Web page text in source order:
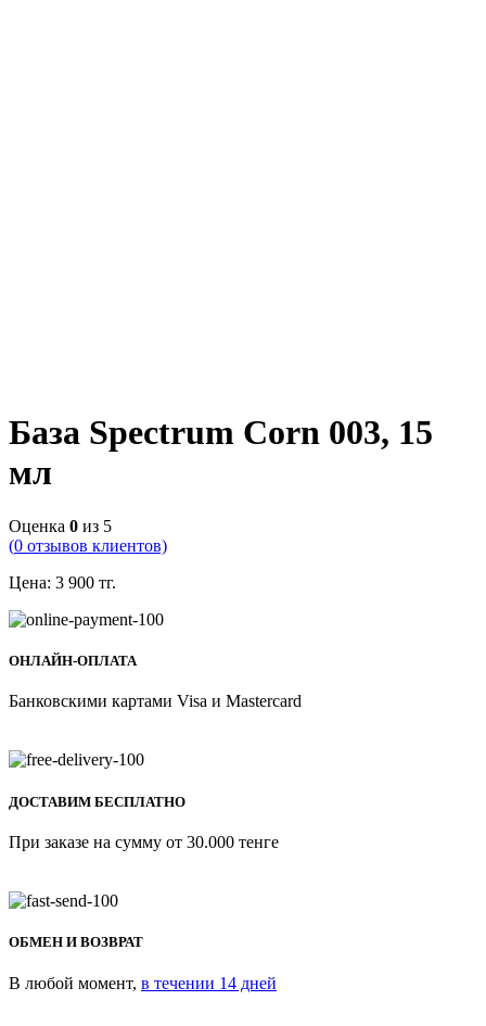
База Spectrum Corn 003, 15
мл
Оценка 0 из 5
(0 отзывов клиентов)
Цена: 3 900 тг.
ОНЛАЙН-ОПЛАТА
Банковскими картами Visa и Mastercard
ДОСТАВИМ БЕСПЛАТНО
При заказе на сумму от 30.000 тенге
ОБМЕН И ВОЗВРАТ
В любой момент, в течении 14 дней